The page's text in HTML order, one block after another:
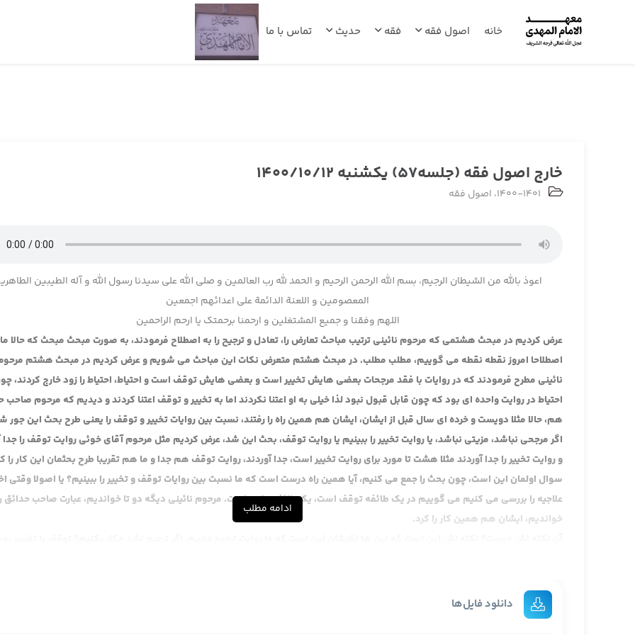
خانه اصول فقه فقه حدیث تماس با ما
خارج اصول فقه (جلسه57) یکشنبه 1400/10/12
1400-1401، اصول فقه
اعوذ بالله من الشیطان الرجیم، بسم الله الرحمن الرحیم و الحمد لله رب العالمین و صلی الله علی سیدنا رسول الله و آله الطیبین
المعصومین و اللعنة الدائمة علی اعدائهم اجمعین
اللهم وفقنا و جمیع المشتغلین و ارحمنا برحمتک یا ارحم الراحمین
عرض کردیم در مبحث هشتمی که مرحوم نائینی ترتیب مباحث تعارض را، تعادل و ترجیح را به اصطلاح فرمودند، به صورت مبحث مبحث که حالا ما
اصطلاحا امروز نقطه نقطه می گوییم، مطلب مطلب. در مبحث هشتم متعرض نکات این مباحث می شویم و عرض کردیم در مبحث هشتم
نائینی مطرح فرمودند که در روایات با فقد مرجحات بعضی هایش تخییر است و بعضی هایش توقف است و احتیاط، احتیاط را زود خارج کردند،
احتیاط در روایت واحده ای بود که چون قابل قبول نبود لذا خیلی به او اعتنا نکردند اما به تخییر و توقف اعتنا کردند و دیدیم که مرحوم صاحب
هم، حالا مثلا دویست و خرده ای سال قبل از ایشان، ایشان هم همین راه را رفتند، نسبت بین روایات تخییر و توقف را یعنی طرح بحث این جور
اگر مرجحی نباشد، مزیتی نباشد، یا روایت تخییر را ببینیم یا روایت توقف، بحث این شد، عرض کردیم مثل مرحوم آقای خوئی روایت توقف را جدا
و روایت تخییر را جدا آوردند مثلا هشت تا مورد برای روایت تخییر است، جدا آوردند، روایت توقف هم جدا و ما هم تقریبا طرح بحثمان این کار را
سوال اولمان این است، چون بحث را جمع می کنیم، آیا همین راه درست است که ما نسبت بین روایات توقف و تخییر را ببینیم؟ یا اصولا وقتی
علاجیه را بررسی می کنیم می گوییم در یک طائفه توقف است، یک طائفه تخییر است. مرحوم نائینی دیگه دو تا خواندیم، عبارت صاحب حدائق
خواندیم، ایشان هم همین کار را کرد.
اینها قبول کردند، اصلا مرحوم نائینی گفت اگر ما این را نگوییم تعارض این همه اخبار علاجیه را چکار بکنیم که در ترجیح وارد شده است؟ عرض
آن روایتی که اینها مهمشان در ترجیح است روایت عمر ابن حنظله است که کلام در آن خواهد آمد و آن کلام در حجیت است نه در ترجیح که ان شا
ادامه مطلب
دانلود فایل‌ها